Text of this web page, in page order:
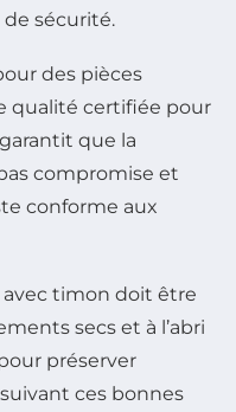
sécurité.
des pièces
qualité certifiée pour
que la
compromise et
conforme aux
timon doit être
secs et à l’abri
préserver
ces bonnes